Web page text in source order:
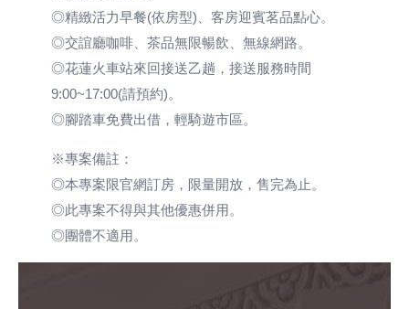
◎精緻活力早餐(依房型)、客房迎賓茗品點心。
◎交誼廳咖啡、茶品無限暢飲、無線網路。
◎花蓮火車站來回接送乙趟，接送服務時間
9:00~17:00(請預約)。
◎腳踏車免費出借，輕騎遊市區。
※專案備註：
◎本專案限官網訂房，限量開放，售完為止。
◎此專案不得與其他優惠併用。
◎團體不適用。